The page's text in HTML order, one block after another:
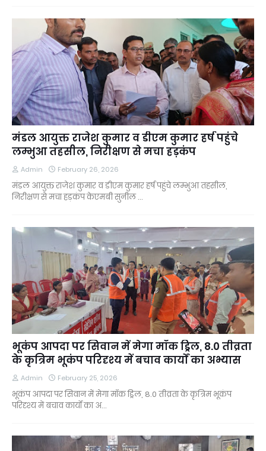
मंडल आयुक्त राजेश कुमार व डीएम कुमार हर्ष पहुंचे
लम्भुआ तहसील, निरीक्षण से मचा हड़कंप
Admin February 26, 2026
मंडल आयुक्त राजेश कुमार व डीएम कुमार हर्ष पहुंचे लम्भुआ तहसील,
निरीक्षण से मचा हड़कंप केएमबी सुनील …
भूकंप आपदा पर सिवान में मेगा मॉक ड्रिल, 8.0 तीव्रता
के कृत्रिम भूकंप परिदृश्य में बचाव कार्यों का अभ्यास
Admin February 25, 2026
भूकंप आपदा पर सिवान में मेगा मॉक ड्रिल, 8.0 तीव्रता के कृत्रिम भूकंप
परिदृश्य में बचाव कार्यों का अ…